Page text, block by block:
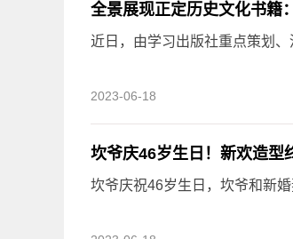
全景展现正定历史文化书籍
近日，由学习出版社重点策划
2023-06-18
坎爷庆46岁生日！新欢造型
坎爷庆祝46岁生日，坎爷和新